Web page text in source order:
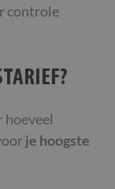
controle
hoeveel
je hoogste